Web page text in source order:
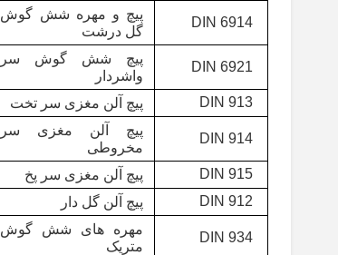
DIN 6914
پیچ و مهره شش گوش
گل درشت
DIN 6921
پیچ شش گوش سر
واشردار
DIN 913 پیچ آلن مغزی سر تخت
DIN 914
پیچ آلن مغزی سر
مخروطی
DIN 915 پیچ آلن مغزی سر پخ
DIN 912
پیچ آلن گل دار
DIN 934
مهره های شش گوش
متریک